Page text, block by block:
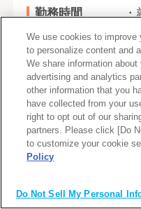
勤務時間
後
正
・
務
る
・
雇用形態
そ
We use cookies to improve
to personalize content and
We share information
advertising and analytics
other information that you
have collected from your
right to opt out of our
partners. Please click [Do
to customize your cookie
Policy
Do Not Sell My Personal